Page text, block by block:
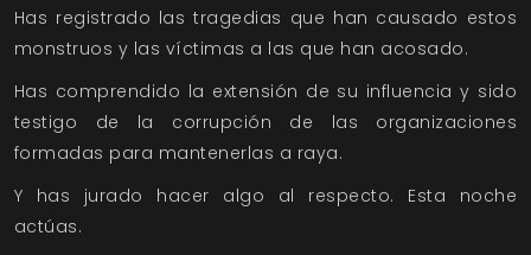
Has registrado las tragedias que han causado estos
monstruos y las víctimas a las que han acosado.
Has comprendido la extensión de su influencia y sido
testigo de la corrupción de las organizaciones
formadas para mantenerlas a raya.
Y has jurado hacer algo al respecto. Esta noche
actúas.